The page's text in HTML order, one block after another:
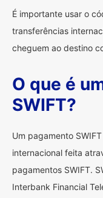
É importante usar o
transferências
cheguem ao destino
O que é
SWIFT?
Um pagamento
internacional feita
pagamentos SWIFT.
Interbank Financial